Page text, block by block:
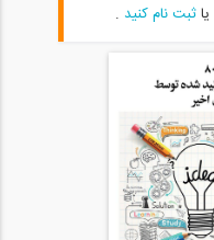
یاثبت نام کنید .